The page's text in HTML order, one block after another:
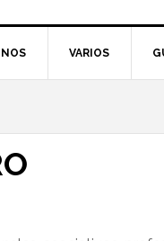
VARIOS